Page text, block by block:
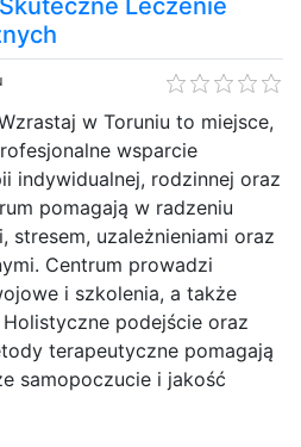
w Toruniu to miejsce,
wsparcie
indywidualnej, rodzinnej oraz
pomagają w radzeniu
stresem, uzależnieniami oraz
Centrum prowadzi
i szkolenia, a także
podejście oraz
terapeutyczne pomagają
samopoczucie i jakość